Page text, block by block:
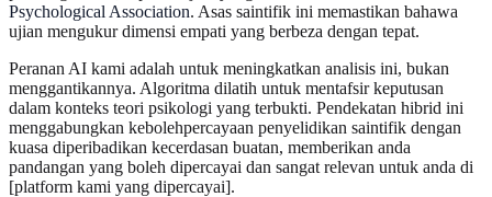
Psychological Association. Asas saintifik ini memastikan bahawa
ujian mengukur dimensi empati yang berbeza dengan tepat.
Peranan AI kami adalah untuk meningkatkan analisis ini, bukan
menggantikannya. Algoritma dilatih untuk mentafsir keputusan
dalam konteks teori psikologi yang terbukti. Pendekatan hibrid ini
menggabungkan kebolehpercayaan penyelidikan saintifik dengan
kuasa diperibadikan kecerdasan buatan, memberikan anda
pandangan yang boleh dipercayai dan sangat relevan untuk anda di
[platform kami yang dipercayai].